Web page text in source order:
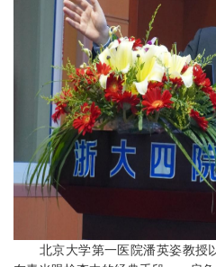
北京大学第一医院潘英姿教授